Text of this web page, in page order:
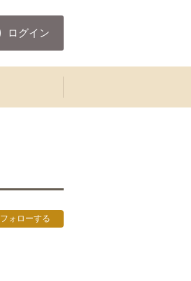
ログイン
フォローする